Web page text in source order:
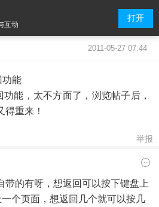
互动
打开
2011-05-27 07:44
功能
能，太不方面了，浏览帖子后，
重来！
举报
带的有呀，想返回可以按下键盘上
个页面，想返回几个就可以按几